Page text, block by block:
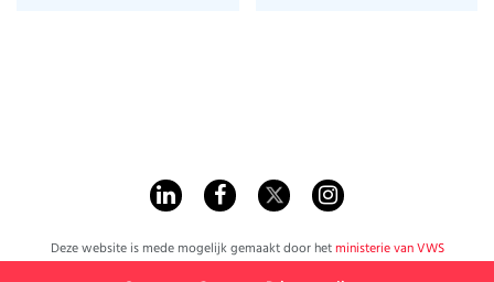
Deze website is mede mogelijk gemaakt door het ministerie van VWS